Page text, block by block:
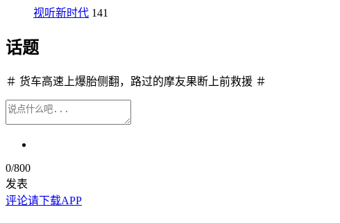
视听新时代 141
话题
＃ 货车高速上爆胎侧翻，路过的摩友果断上前救援 ＃
0/800
发表
评论请下载APP